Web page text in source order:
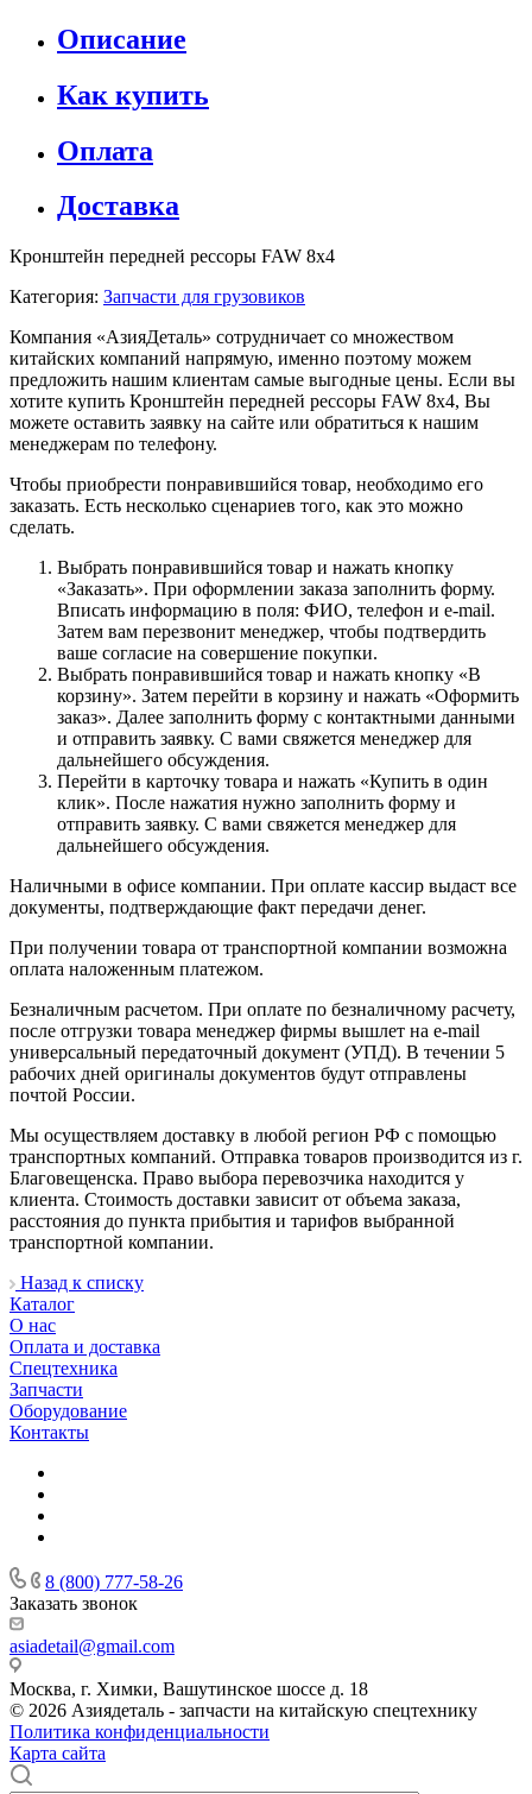
Описание
Как купить
Оплата
Доставка
Кронштейн передней рессоры FAW 8х4
Категория: Запчасти для грузовиков
Компания «АзияДеталь» сотрудничает со множеством
китайских компаний напрямую, именно поэтому можем
предложить нашим клиентам самые выгодные цены. Если вы
хотите купить Кронштейн передней рессоры FAW 8х4, Вы
можете оставить заявку на сайте или обратиться к нашим
менеджерам по телефону.
Чтобы приобрести понравившийся товар, необходимо его
заказать. Есть несколько сценариев того, как это можно
сделать.
Выбрать понравившийся товар и нажать кнопку
«Заказать». При оформлении заказа заполнить форму.
Вписать информацию в поля: ФИО, телефон и e-mail.
Затем вам перезвонит менеджер, чтобы подтвердить
ваше согласие на совершение покупки.
Выбрать понравившийся товар и нажать кнопку «В
корзину». Затем перейти в корзину и нажать «Оформить
заказ». Далее заполнить форму с контактными данными
и отправить заявку. С вами свяжется менеджер для
дальнейшего обсуждения.
Перейти в карточку товара и нажать «Купить в один
клик». После нажатия нужно заполнить форму и
отправить заявку. С вами свяжется менеджер для
дальнейшего обсуждения.
Наличными в офисе компании. При оплате кассир выдаст все
документы, подтверждающие факт передачи денег.
При получении товара от транспортной компании возможна
оплата наложенным платежом.
Безналичным расчетом. При оплате по безналичному расчету,
после отгрузки товара менеджер фирмы вышлет на e-mail
универсальный передаточный документ (УПД). В течении 5
рабочих дней оригиналы документов будут отправлены
почтой России.
Мы осуществляем доставку в любой регион РФ с помощью
транспортных компаний. Отправка товаров производится из г.
Благовещенска. Право выбора перевозчика находится у
клиента. Стоимость доставки зависит от объема заказа,
расстояния до пункта прибытия и тарифов выбранной
транспортной компании.
Назад к списку
Каталог
О нас
Оплата и доставка
Спецтехника
Запчасти
Оборудование
Контакты
8 (800) 777-58-26
Заказать звонок
asiadetail@gmail.com
Москва, г. Химки, Вашутинское шоссе д. 18
© 2026 Азиядеталь - запчасти на китайскую спецтехнику
Политика конфиденциальности
Карта сайта